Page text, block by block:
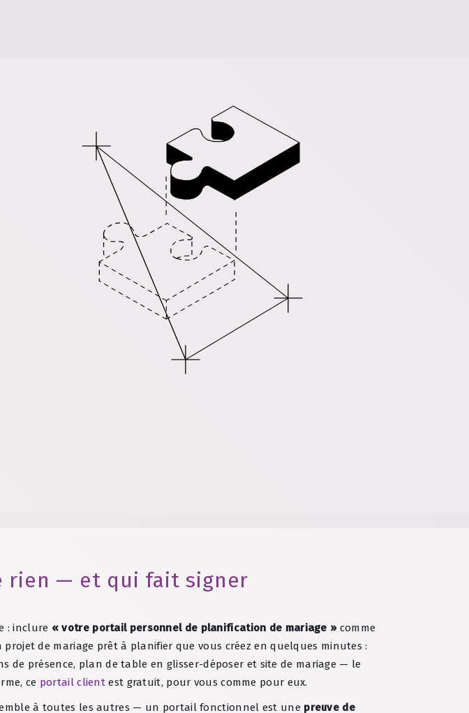
rien — et qui fait signer
: inclure « votre portail personnel de planification de mariage »comme
de mariage prêt à planifier que vous créez en quelques minutes :
de présence, plan de table en glisser-déposer et site de mariage — le
ce portail client est gratuit, pour vous comme pour eux.
à toutes les autres — un portail fonctionnel est une preuve de